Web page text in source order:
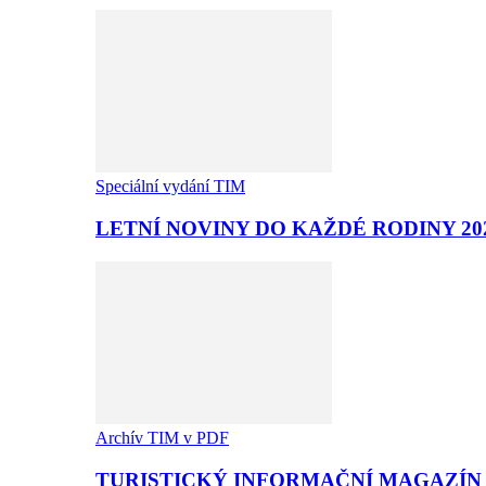
Speciální vydání TIM
LETNÍ NOVINY DO KAŽDÉ RODINY
Archív TIM v PDF
TURISTICKÝ INFORMAČNÍ MAGAZÍN